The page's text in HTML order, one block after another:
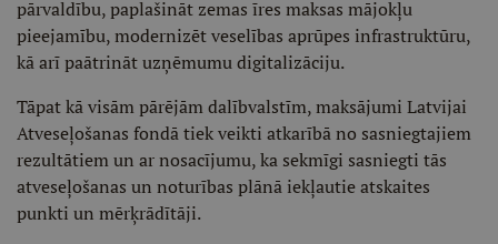
pārvaldību, paplašināt zemas īres maksas mājokļu
pieejamību, modernizēt veselības aprūpes infrastruktūru,
kā arī paātrināt uzņēmumu digitalizāciju.
Tāpat kā visām pārējām dalībvalstīm, maksājumi Latvijai
Atveseļošanas fondā tiek veikti atkarībā no sasniegtajiem
rezultātiem un ar nosacījumu, ka sekmīgi sasniegti tās
atveseļošanas un noturības plānā iekļautie atskaites
punkti un mērķrādītāji.